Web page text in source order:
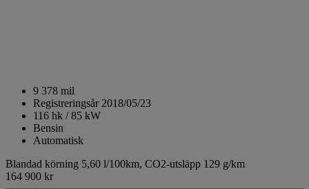
9 378 mil
Registreringsår 2018/05/23
116 hk / 85 kW
Bensin
Automatisk
Blandad körning 5,60 l/100km, CO2-utsläpp 129 g/km
164 900 kr